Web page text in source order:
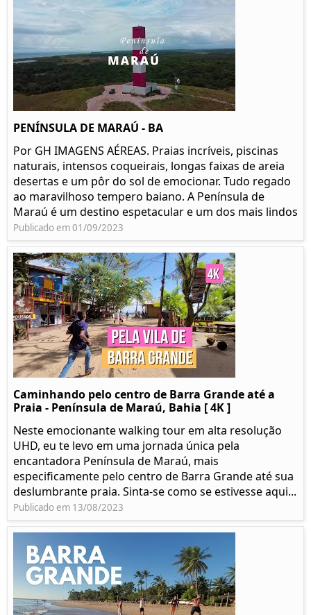
PENÍNSULA DE MARAÚ - BA
Por GH IMAGENS AÉREAS. Praias incríveis, piscinas
naturais, intensos coqueirais, longas faixas de areia
desertas e um pôr do sol de emocionar. Tudo regado
ao maravilhoso tempero baiano. A Península de
Maraú é um destino espetacular e um dos mais lindos
Publicado em 01/09/2023
Caminhando pelo centro de Barra Grande até a
Praia - Península de Maraú, Bahia [ 4K ]
Neste emocionante walking tour em alta resolução
UHD, eu te levo em uma jornada única pela
encantadora Península de Maraú, mais
especificamente pelo centro de Barra Grande até sua
deslumbrante praia. Sinta-se como se estivesse aqui...
Publicado em 13/08/2023